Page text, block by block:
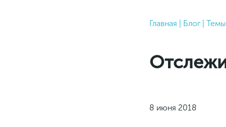
Главная Блог| Темы
8 июня 2018